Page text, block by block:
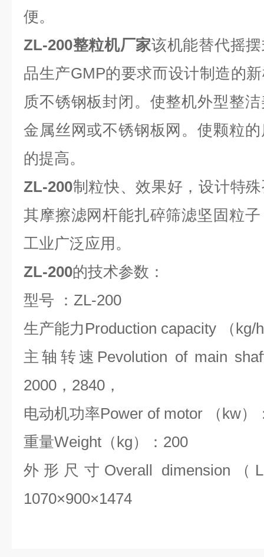
便。
ZL-200整粒机厂家该机能替代摇
品生产GMP的要求而设计制造的
质不锈钢板封闭。使整机外型整
金属丝网或不锈钢板网。使颗粒
的提高。
ZL-200制粒快、效果好，设计特
其摩擦滤网杆能扎碎筛滤坚固粒
工业广泛应用。
ZL-200的技术参数：
型号 ：ZL-200
生产能力Production capacity （kg/
主轴转速Pevolution of main
2000，2840，
电动机功率Power of motor （kw）
重量Weight（kg）：200
外形尺寸Overall dimension（
1070×900×1474